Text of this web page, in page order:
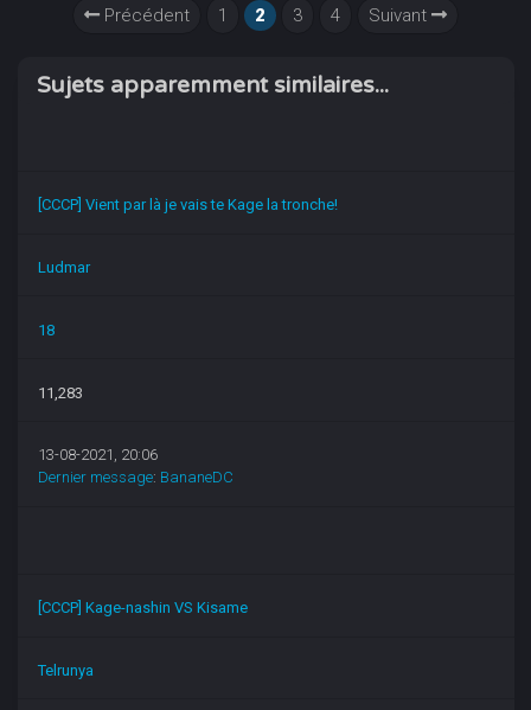
Précédent 1 2 3 4 Suivant
Sujets apparemment similaires...
[CCCP] Vient par là je vais te Kage la tronche!
Ludmar
18
11,283
13-08-2021, 20:06
Dernier message: BananeDC
[CCCP] Kage-nashin VS Kisame
Telrunya